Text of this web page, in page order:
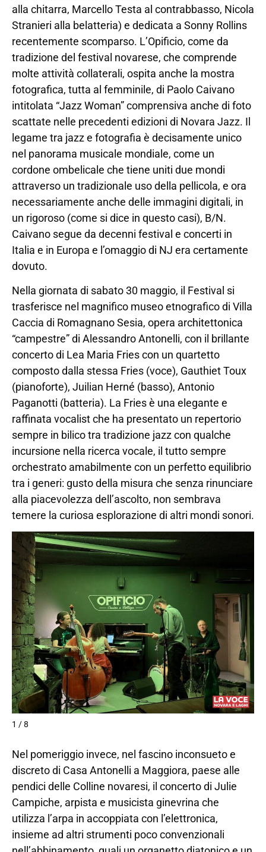
alla chitarra, Marcello Testa al contrabbasso, Nicola
Stranieri alla belatteria) e dedicata a Sonny Rollins
recentemente scomparso. L’Opificio, come da
tradizione del festival novarese, che comprende
molte attività collaterali, ospita anche la mostra
fotografica, tutta al femminile, di Paolo Caivano
intitolata “Jazz Woman” comprensiva anche di foto
scattate nelle precedenti edizioni di Novara Jazz. Il
legame tra jazz e fotografia è decisamente unico
nel panorama musicale mondiale, come un
cordone ombelicale che tiene uniti due mondi
attraverso un tradizionale uso della pellicola, e ora
necessariamente anche delle immagini digitali, in
un rigoroso (come si dice in questo casi), B/N.
Caivano segue da decenni festival e concerti in
Italia e in Europa e l’omaggio di NJ era certamente
dovuto.
Nella giornata di sabato 30 maggio, il Festival si
trasferisce nel magnifico museo etnografico di Villa
Caccia di Romagnano Sesia, opera architettonica
“campestre” di Alessandro Antonelli, con il brillante
concerto di Lea Maria Fries con un quartetto
composto dalla stessa Fries (voce), Gauthiet Toux
(pianoforte), Juilian Herné (basso), Antonio
Paganotti (batteria). La Fries è una elegante e
raffinata vocalist che ha presentato un repertorio
sempre in bilico tra tradizione jazz con qualche
incursione nella ricerca vocale, il tutto sempre
orchestrato amabilmente con un perfetto equilibrio
tra i generi: gusto della misura che senza rinunciare
alla piacevolezza dell’ascolto, non sembrava
temere la curiosa esplorazione di altri mondi sonori.
1 / 8
Nel pomeriggio invece, nel fascino inconsueto e
discreto di Casa Antonelli a Maggiora, paese alle
pendici delle Colline novaresi, il concerto di Julie
Campiche, arpista e musicista ginevrina che
utilizza l’arpa in accoppiata con l’elettronica,
insieme ad altri strumenti poco convenzionali